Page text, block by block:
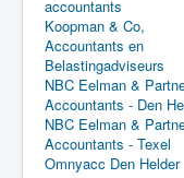
accountants
Koopman & Co,
Accountants en
Belastingadviseurs
NBC Eelman &
Accountants - Den
NBC Eelman &
Accountants - Texel
Omnyacc Den Helder